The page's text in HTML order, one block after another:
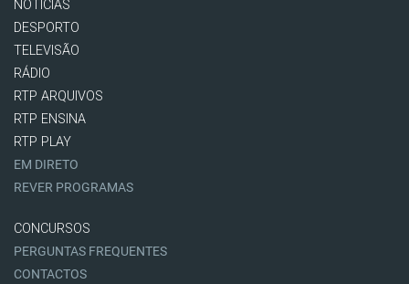
NOTÍCIAS
DESPORTO
TELEVISÃO
RÁDIO
RTP ARQUIVOS
RTP ENSINA
RTP PLAY
EM DIRETO
REVER PROGRAMAS
CONCURSOS
PERGUNTAS FREQUENTES
CONTACTOS